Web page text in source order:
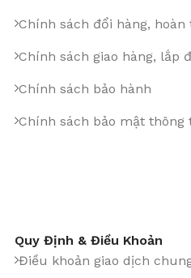
Chính sách đổi hàng, hoàn
Chính sách giao hàng, lắp
Chính sách bảo hành
Chính sách bảo mật thông
Quy Định & Điều Khoản
Điều khoản giao dịch